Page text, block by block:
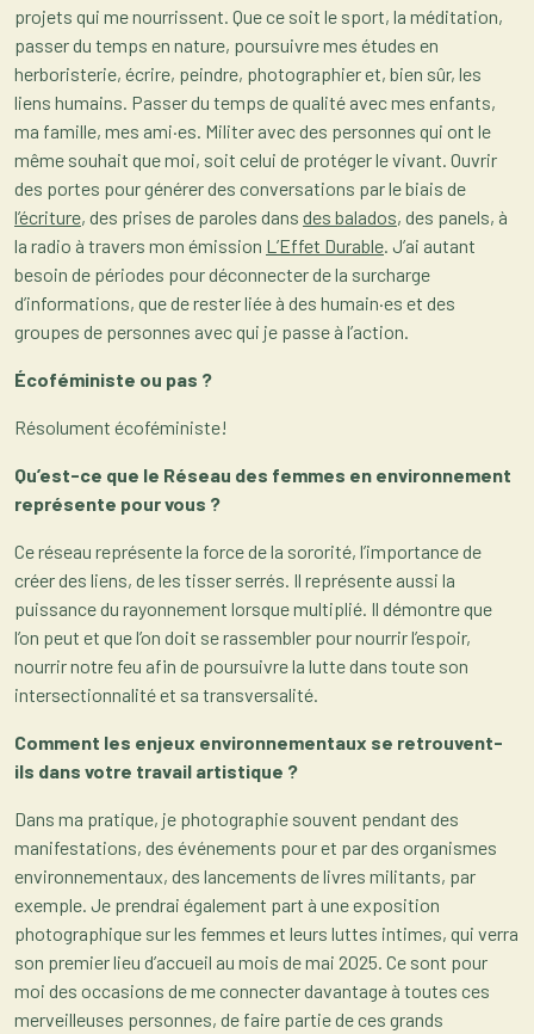
projets qui me nourrissent. Que ce soit le sport, la méditation,
passer du temps en nature, poursuivre mes études en
herboristerie, écrire, peindre, photographier et, bien sûr, les
liens humains. Passer du temps de qualité avec mes enfants,
ma famille, mes ami·es. Militer avec des personnes qui ont le
même souhait que moi, soit celui de protéger le vivant. Ouvrir
des portes pour générer des conversations par le biais de
l’écriture, des prises de paroles dans des balados, des panels, à
la radio à travers mon émission L’Effet Durable . J’ai autant
besoin de périodes pour déconnecter de la surcharge
d’informations, que de rester liée à des humain·es et des
groupes de personnes avec qui je passe à l’action.
Écoféministe ou pas ?
Résolument écoféministe!
Qu’est-ce que le Réseau des femmes en environnement
représente pour vous ?
Ce réseau représente la force de la sororité, l’importance de
créer des liens, de les tisser serrés. Il représente aussi la
puissance du rayonnement lorsque multiplié. Il démontre que
l’on peut et que l’on doit se rassembler pour nourrir l’espoir,
nourrir notre feu afin de poursuivre la lutte dans toute son
intersectionnalité et sa transversalité.
Comment les enjeux environnementaux se retrouvent-
ils dans votre travail artistique ?
Dans ma pratique, je photographie souvent pendant des
manifestations, des événements pour et par des organismes
environnementaux, des lancements de livres militants, par
exemple. Je prendrai également part à une exposition
photographique sur les femmes et leurs luttes intimes, qui verra
son premier lieu d’accueil au mois de mai 2025. Ce sont pour
moi des occasions de me connecter davantage à toutes ces
merveilleuses personnes, de faire partie de ces grands